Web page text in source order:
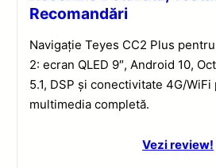
Recomandări
Navigație Teyes CC2 Plus
2: ecran QLED 9″, Android 10,
5.1, DSP și conectivitate 4G/
multimedia completă.
Vezi review!